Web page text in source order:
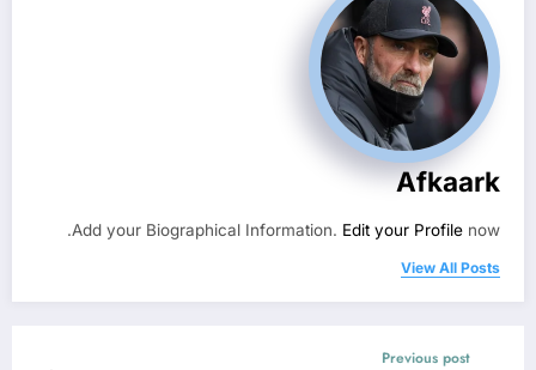
Afkaark
Add your Biographical Information. Edit your Profile now.
View All Posts
Previous post